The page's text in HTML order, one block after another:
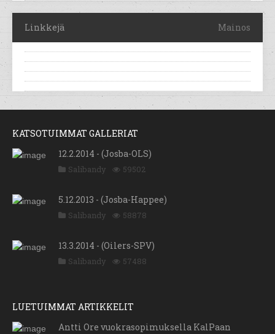
Linkkejä Mainos
KATSOTUIMMAT GALLERIAT
12.2.2014 - (Josba-OLS)
Salibandy 59502
5.12.2013 - (Josba-Happee)
Salibandy 58878
13.3.2014 - (Oilers-SPV)
Salibandy 57488
LUETUIMMAT ARTIKKELIT
Antti Ore vuokrasopimuksella KalPaan